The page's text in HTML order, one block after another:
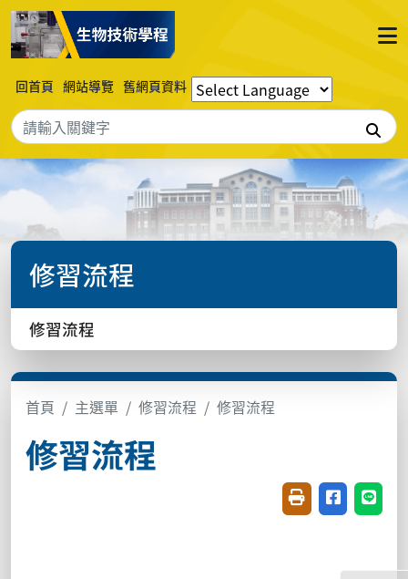
回首頁 網站導覽 舊網頁資料
搜尋
修習流程
修習流程
首頁 主選單 修習流程 修習流程
修習流程
友善列印(開新視
分享至臉書
分享